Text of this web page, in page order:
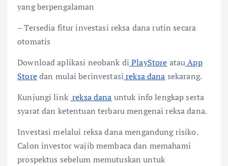
yang berpengalaman
– Tersedia fitur investasi reksa dana rutin secara
otomatis
Download aplikasi neobank di PlayStore atauApp
Storedan mulai berinvestasi reksa dana sekarang.
Kunjungi link reksa dana untuk info lengkap serta
syarat dan ketentuan terbaru mengenai reksa dana.
Investasi melalui reksa dana mengandung risiko.
Calon investor wajib membaca dan memahami
prospektus sebelum memutuskan untuk